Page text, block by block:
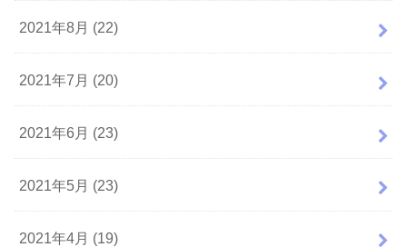
2021年8月 (22)
2021年7月 (20)
2021年6月 (23)
2021年5月 (23)
2021年4月 (19)